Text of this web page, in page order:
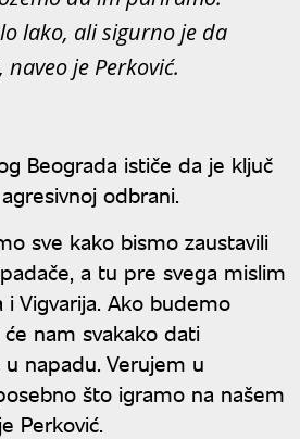
lako, ali sigurno je da
je Perković.
Beograda ističe da je ključ
odbrani.
sve kako bismo zaustavili
a tu pre svega mislim
i Vigvarija. Ako budemo
nam svakako dati
napadu. Verujem u
što igramo na našem
Perković.